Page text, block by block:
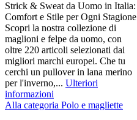
Strick & Sweat da Uomo in Italia:
Comfort e Stile per Ogni Stagione
Scopri la nostra collezione di
maglioni e felpe da uomo, con
oltre 220 articoli selezionati dai
migliori marchi europei. Che tu
cerchi un pullover in lana merino
per l'inverno,... Ulteriori
informazioni
Alla categoria Polo e magliette